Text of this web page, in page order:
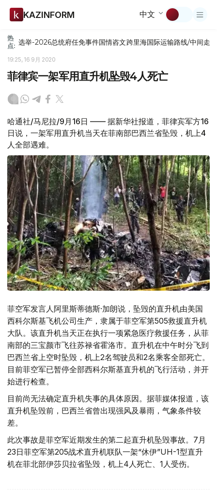
KAZINFORM 中文
热
点: 选举-2026总统府任免事件国情咨文跨里海国际运输路线/中间走廊
19:25, 16 9月 2020
菲律宾一架军用直升机坠毁4人死亡
哈通社/马尼拉/9月16日 —— 据新华社报道，菲律宾军方16
日说，一架军用直升机当天在菲南部巴西兰省坠毁，机上4
人全部遇难。
菲空军发言人阿里斯蒂德斯·加朗说，坠毁的直升机由美国
西科尔斯基飞机公司生产，隶属于菲空军第505救援直升机
大队。该直升机当天正在执行一项紧急医疗救援任务，从菲
南部的三宝颜市飞往苏禄省霍洛市。直升机在中午时分飞到
巴西兰省上空时坠毁，机上2名驾驶员和2名乘客全部死亡。
目前菲空军已暂停全部西科尔斯基直升机的飞行活动，并开
始进行检查。
目前尚无法确定直升机失事的具体原因。据菲媒体报道，该
直升机坠毁前，巴西兰省曾出现强风及暴雨，气象条件较
差。
此次事故是菲空军近期发生的第二起直升机坠毁事故。7月
23日菲空军第205战术直升机联队一架“休伊”UH-1型直升
机在菲北部伊莎贝拉省坠毁，机上4人死亡、1人受伤。